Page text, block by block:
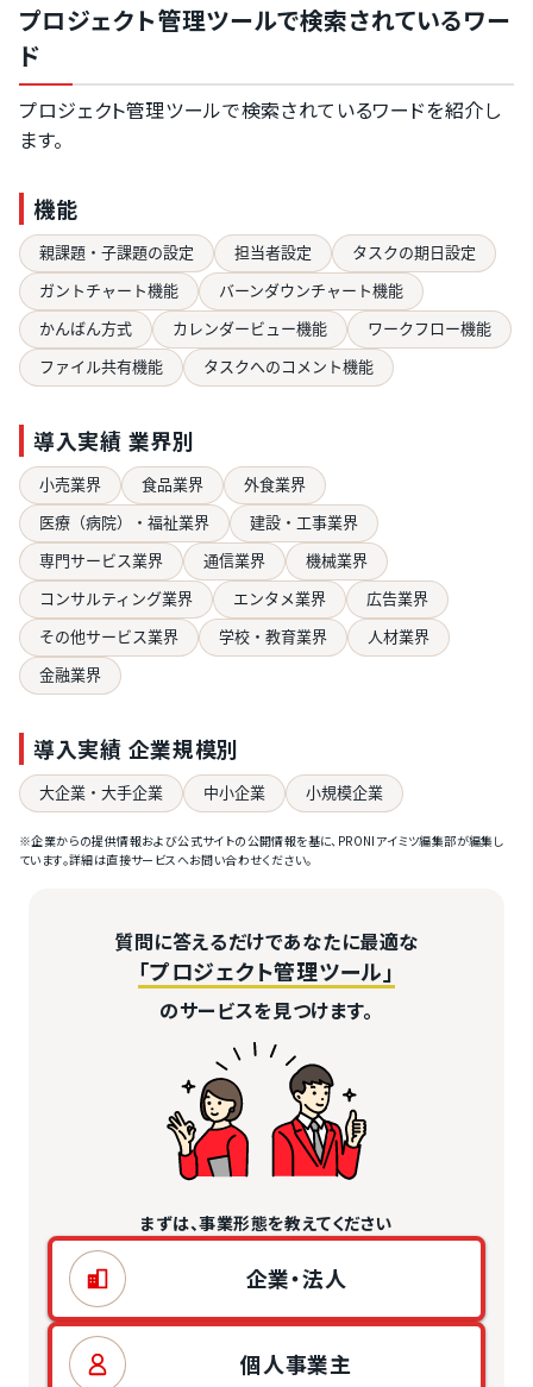
プロジェクト管理ツールで検索されているワー
ド
プロジェクト管理ツールで検索されているワードを紹介し
ます。
機能
親課題・子課題の設定 担当者設定
タスクの期日設定
ガントチャート機能
バーンダウンチャート機能
かんばん方式
カレンダービュー機能
ワークフロー機能
ファイル共有機能
タスクへのコメント機能
導入実績 業界別
小売業界 食品業界
外食業界
医療（病院）・福祉業界
建設・工事業界
専門サービス業界
通信業界
機械業界
コンサルティング業界
エンタメ業界
広告業界
その他サービス業界
学校・教育業界
人材業界
金融業界
導入実績 企業規模別
大企業・大手企業 中小企業 小規模企業
※企業からの提供情報および公式サイトの公開情報を基に、PRONIアイミツ編集部が編集し
ています。詳細は直接サービスへお問い合わせください。
質問に答えるだけであなたに最適な
「プロジェクト管理ツール」
のサービスを見つけます。
まずは、事業形態を教えてください
企業・法人
個人事業主